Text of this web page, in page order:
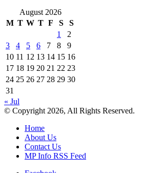
August 2026
M T W T F S
S
1
2
3
4 5 6 7 8
9
10 11 12 13 14 15 16
17 18 19 20 21 22 23
24 25 26 27 28 29 30
31
« Jul
© Copyright 2026, All Rights Reserved.
Home
About Us
Contact Us
MP Info RSS Feed